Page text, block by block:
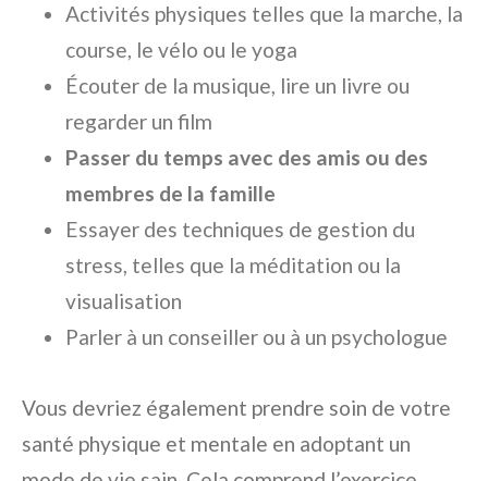
Activités physiques telles que la marche, la
course, le vélo ou le yoga
Écouter de la musique, lire un livre ou
regarder un film
Passer du temps avec des amis ou des
membres de la famille
Essayer des techniques de gestion du
stress, telles que la méditation ou la
visualisation
Parler à un conseiller ou à un psychologue
Vous devriez également prendre soin de votre
santé physique et mentale en adoptant un